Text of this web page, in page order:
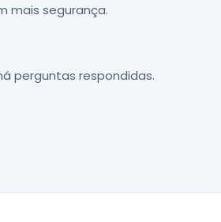
mais segurança.
perguntas respondidas.